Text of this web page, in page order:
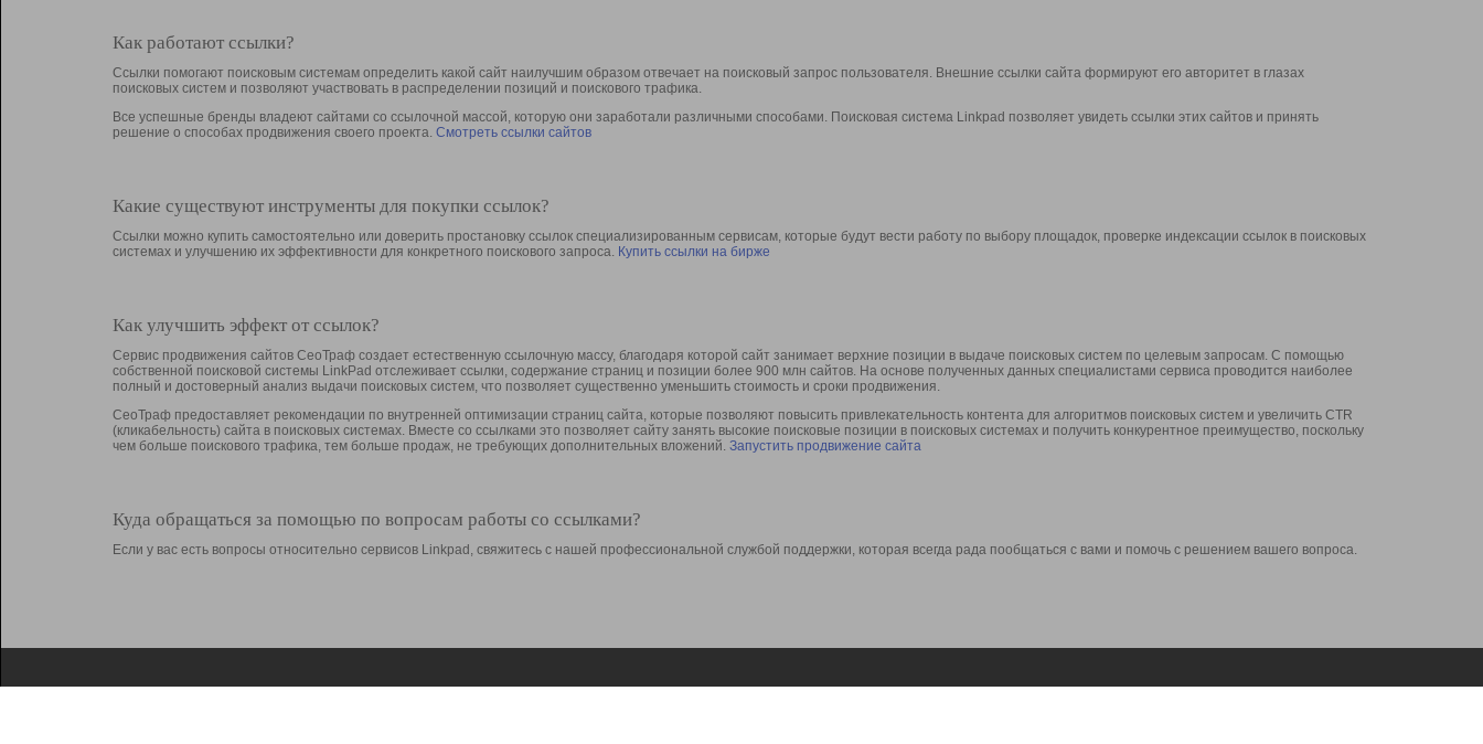
Как работают ссылки?
Ссылки помогают поисковым системам определить какой сайт наилучшим образом отвечает на поисковый запрос пользователя. Внешние ссылки сайта формируют его авторитет в глазах
поисковых систем и позволяют участвовать в раcпределении позиций и поискового трафика.
Все успешные бренды владеют сайтами со ссылочной массой, которую они заработали различными способами. Поисковая система Linkpad позволяет увидеть ссылки этих сайтов и принять
решение о способах продвижения своего проекта. Смотреть ссылки сайтов
Какие существуют инструменты для покупки ссылок?
Ссылки можно купить самостоятельно или доверить простановку ссылок специализированным сервисам, которые будут вести работу по выбору площадок, проверке индексации ссылок в поисковых
системах и улучшению их эффективности для конкретного поискового запроса. Купить ссылки на бирже
Как улучшить эффект от ссылок?
Сервис продвижения сайтов СеоТраф создает естественную ссылочную массу, благодаря которой сайт занимает верхние позиции в выдаче поисковых систем по целевым запросам. С помощью
собственной поисковой системы LinkPad отслеживает ссылки, содержание страниц и позиции более 900 млн сайтов. На основе полученных данных специалистами сервиса проводится наиболее
полный и достоверный анализ выдачи поисковых систем, что позволяет существенно уменьшить стоимость и сроки продвижения.
СеоТраф предоставляет рекомендации по внутренней оптимизации страниц сайта, которые позволяют повысить привлекательность контента для алгоритмов поисковых систем и увеличить CTR
(кликабельность) сайта в поисковых системах. Вместе со ссылками это позволяет сайту занять высокие поисковые позиции в поисковых системах и получить конкурентное преимущество, поскольку
чем больше поискового трафика, тем больше продаж, не требующих дополнительных вложений. Запустить продвижение сайта
Куда обращаться за помощью по вопросам работы со ссылками?
Если у вас есть вопросы относительно сервисов Linkpad, свяжитесь с нашей профессиональной службой поддержки, которая всегда рада пообщаться с вами и помочь с решением вашего вопроса.